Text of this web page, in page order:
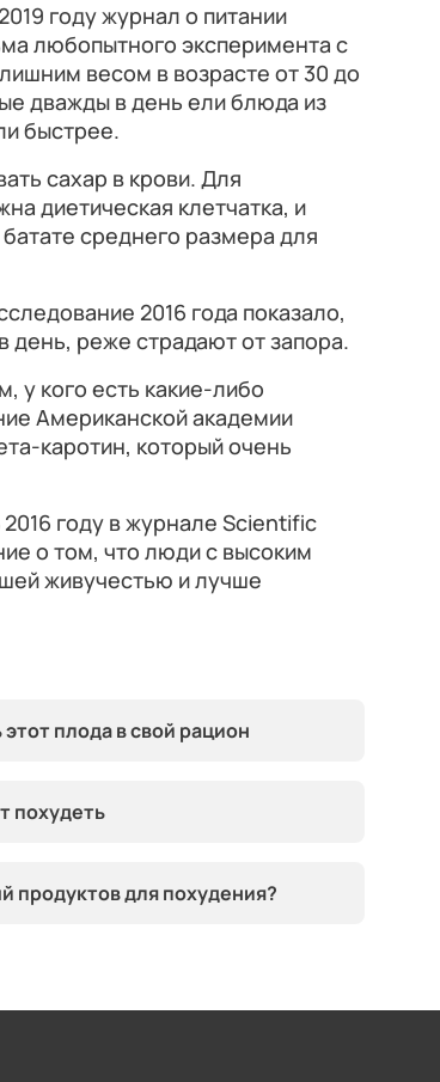
году журнал о питании
любопытного эксперимента с
весом в возрасте от 30 до
дважды в день ели блюда из
быстрее.
сахар в крови. Для
диетическая клетчатка, и
среднего размера для
2016 года показало,
день, реже страдают от запора.
у кого есть какие-либо
Американской академии
каротин, который очень
году в журнале Scientific
о том, что люди с высоким
живучестью и лучше
плода в свой рацион
похудеть
продуктов для похудения?